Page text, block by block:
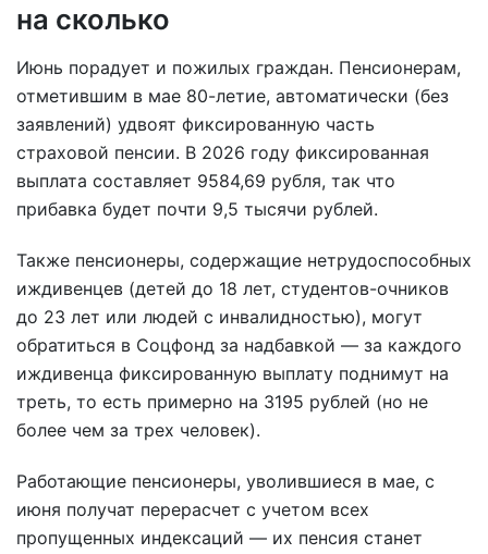
на сколько
Июнь порадует и пожилых граждан. Пенсионерам,
отметившим в мае 80-летие, автоматически (без
заявлений) удвоят фиксированную часть
страховой пенсии. В 2026 году фиксированная
выплата составляет 9584,69 рубля, так что
прибавка будет почти 9,5 тысячи рублей.
Также пенсионеры, содержащие нетрудоспособных
иждивенцев (детей до 18 лет, студентов-очников
до 23 лет или людей с инвалидностью), могут
обратиться в Соцфонд за надбавкой — за каждого
иждивенца фиксированную выплату поднимут на
треть, то есть примерно на 3195 рублей (но не
более чем за трех человек).
Работающие пенсионеры, уволившиеся в мае, с
июня получат перерасчет с учетом всех
пропущенных индексаций — их пенсия станет